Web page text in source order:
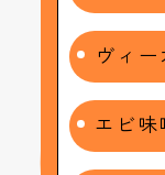
ヴィ
エビ味